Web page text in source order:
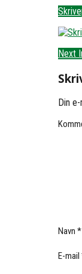
Next
Din
Navn *
E-mail